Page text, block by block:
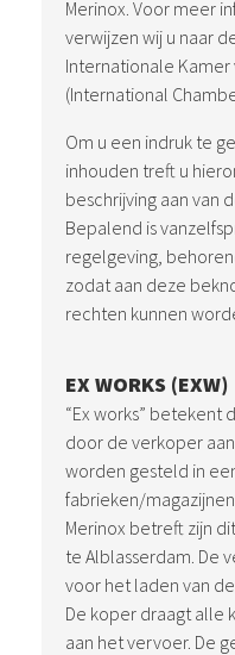
Merinox. Voor meer
verwijzen wij u naar
Internationale Kamer
(International
Om u een indruk te
inhouden treft u
beschrijving aan van
Bepalend is
regelgeving,
zodat aan deze
rechten kunnen
EX WORKS (EXW)
“Ex works”
door de verkoper
worden gesteld in
fabrieken/
Merinox betreft zijn
te Alblasserdam. De
voor het laden van
De koper draagt alle
aan het vervoer. De